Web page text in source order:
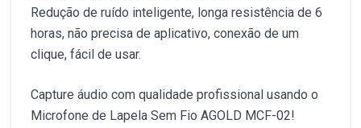
Redução de ruído inteligente, longa resistência de 6
horas, não precisa de aplicativo, conexão de um
clique, fácil de usar.
Capture áudio com qualidade profissional usando o
Microfone de Lapela Sem Fio AGOLD MCF-02!